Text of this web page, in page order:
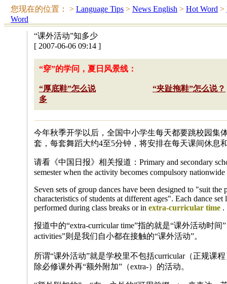
您现在的位置： > Language Tips > News English > Hot Word >
Word
“课外活动”知多少
[ 2007-06-06 09:14 ]
“穿”的学问，夏日风景线：
“厚底鞋”怎么说
“夹趾拖鞋”怎么说？
多
今年秋季开学以后，全国中小学生每天都要跳校园集
套，每套舞蹈大约4至5分钟，将安排在每天课间休息
请看《中国日报》相关报道：Primary and secondary
semester when the activity becomes compulsory
Seven sets of group dances have been designed to "suit
characteristics of students at different ages". Each dance
performed during class breaks or in extra-curricular time .
报道中的“extra-curricular time”指的就是“课外活动时间
activities”则是我们自小都在接触的“课外活动”。
所谓“课外活动”就是学校里不包括curricular（正规课
除必修课外再“额外附加”（extra-）的活动。